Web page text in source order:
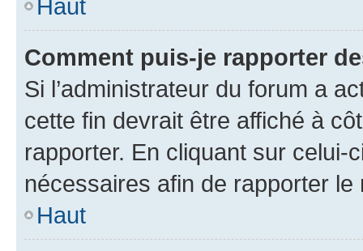
Haut
Comment puis-je rapporter
Si l’administrateur du forum a
cette fin devrait être affiché à
rapporter. En cliquant sur
nécessaires afin de rapporter le
Haut